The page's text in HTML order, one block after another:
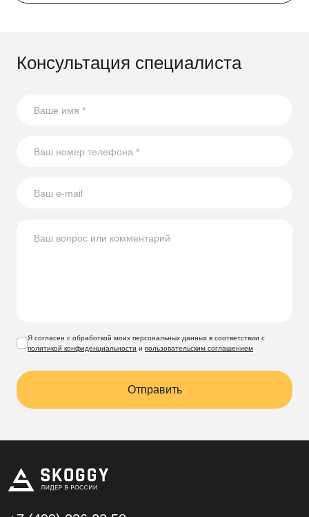
Консультация специалиста
Я согласен с обработкой моих персональных данных в соответствии с
политикой конфиденциальности и пользовательским соглашением
Отправить